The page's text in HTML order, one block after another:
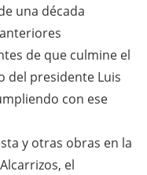
una década
de que culmine el
del presidente Luis
con ese
y otras obras en la
el